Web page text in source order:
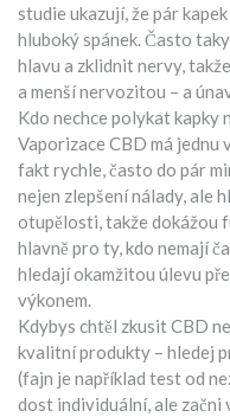
studie ukazují, že pár
hluboký spánek. Často
hlavu a zklidnit nervy,
a menší nervozitou – a
Kdo nechce polykat kapky
Vaporizace CBD má jednu
fakt rychle, často do pár
nejen zlepšení nálady, ale
otupělosti, takže dokážou
hlavně pro ty, kdo nemají
hledají okamžitou úlevu
výkonem.
Kdybys chtěl zkusit CBD
kvalitní produkty – hledej
(fajn je například test od
dost individuální, ale začni